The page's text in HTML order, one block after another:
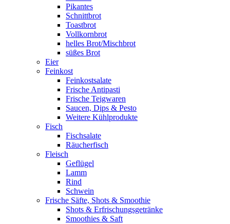
Pikantes
Schnittbrot
Toastbrot
Vollkornbrot
helles Brot/Mischbrot
süßes Brot
Eier
Feinkost
Feinkostsalate
Frische Antipasti
Frische Teigwaren
Saucen, Dips & Pesto
Weitere Kühlprodukte
Fisch
Fischsalate
Räucherfisch
Fleisch
Geflügel
Lamm
Rind
Schwein
Frische Säfte, Shots & Smoothie
Shots & Erfrischungsgetränke
Smoothies & Saft